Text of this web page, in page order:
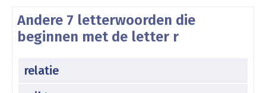
Andere 7 letterwoorden die
beginnen met de letter r
relatie